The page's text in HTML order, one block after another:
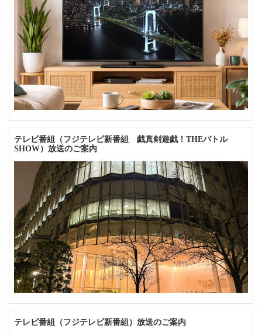
テレビ番組（フジテレビ新番組 戯真剣遊戯！THEバトル
SHOW）放送のご案内
テレビ番組（フジテレビ新番組）放送のご案内